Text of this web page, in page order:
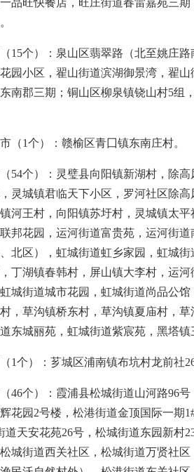
品旺快餐店，旺庄街道春雷嘉苑三
15个）：泉山区翡翠路（北至姚庄
园小区，翟山街道滨湖御景湾，翟
南郡三期；铜山区柳泉镇铙山村5组
（1个）：赣榆区青囗镇东南庄村。
54个）：灵璧县向阳镇新湖村，除
灵城镇君临天下小区，罗河社区除
河王村，向阳镇苏圩村，灵城镇太
邦花园，运河街道富贵苑，运河街
北区），虹城街道虹乡家园，虹城
丁湖镇春韩村，屏山镇大李村，运
城街道城市花园，虹城街道尚品公
，草沟镇桥东村，草沟镇夏庙村，
东城丽苑，虹城街道紫宸苑，黑塔
1个）：芗城区浦南镇布坑村龙前社
46个）：霞浦县松城街道山河路96
花园2号楼，松港街道金顶国际一期
道天安花苑26号，松城街道东园新
城街道西关社区，松城街道万贤社